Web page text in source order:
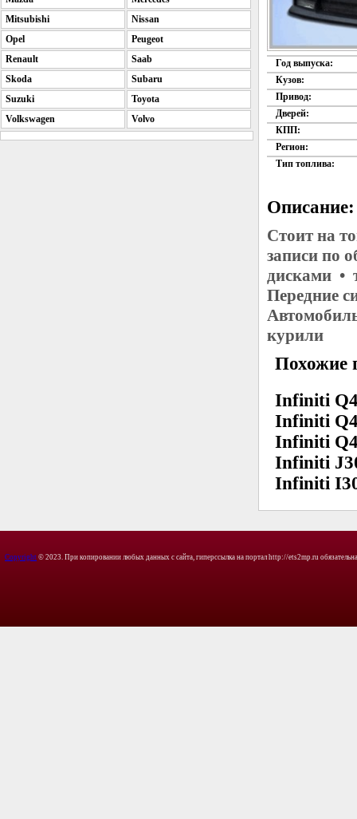
Год выпуска:
Кузов:
Привод:
Дверей:
КПП:
Регион:
Тип топлива:
Описание:
Стоит на
записи по
дисками •
Передние
курили
Похожие
Infiniti
Infiniti
Infiniti
Infiniti
Infiniti
Mitsubishi
Nissan
Opel
Peugeot
Renault
Saab
Skoda
Subaru
Suzuki
Toyota
Volkswagen
Volvo
Copyright © 2023. При копировании любых данных с сайта, гиперссылка на портал http://ets2mp.ru